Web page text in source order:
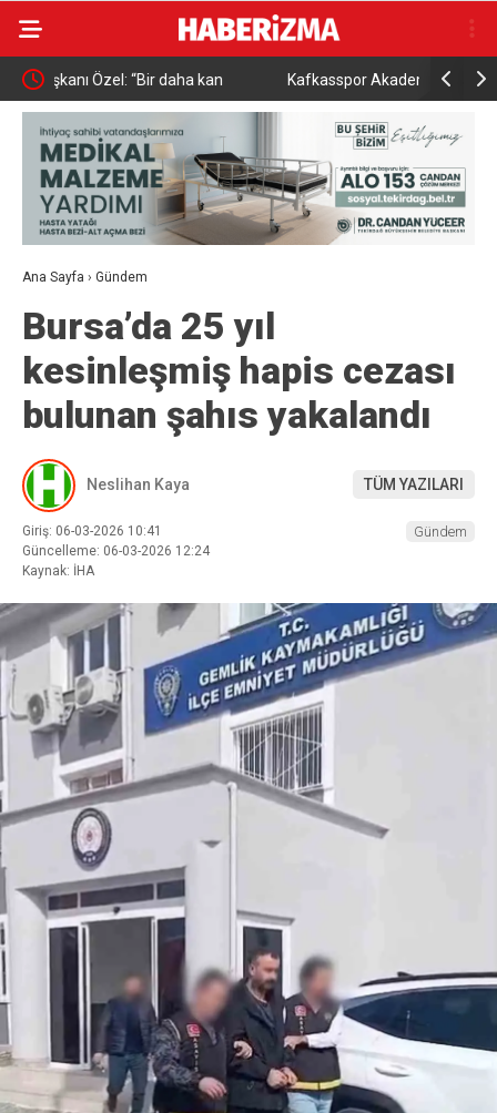
Kafkasspor Akademisi Yeni Sezona Hazırlanıyor Başkan
Ana Sayfa › Gündem
Bursa’da 25 yıl
kesinleşmiş hapis cezası
bulunan şahıs yakalandı
Neslihan Kaya TÜM YAZILARI
Giriş: 06-03-2026 10:41
Güncelleme: 06-03-2026 12:24
Kaynak: İHA
Gündem